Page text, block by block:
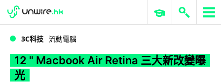
12
WWDC 2026 ERP 與商業 AI
3C科技 流動電腦
12 " Macbook Air Retina 三大新改變曝
光